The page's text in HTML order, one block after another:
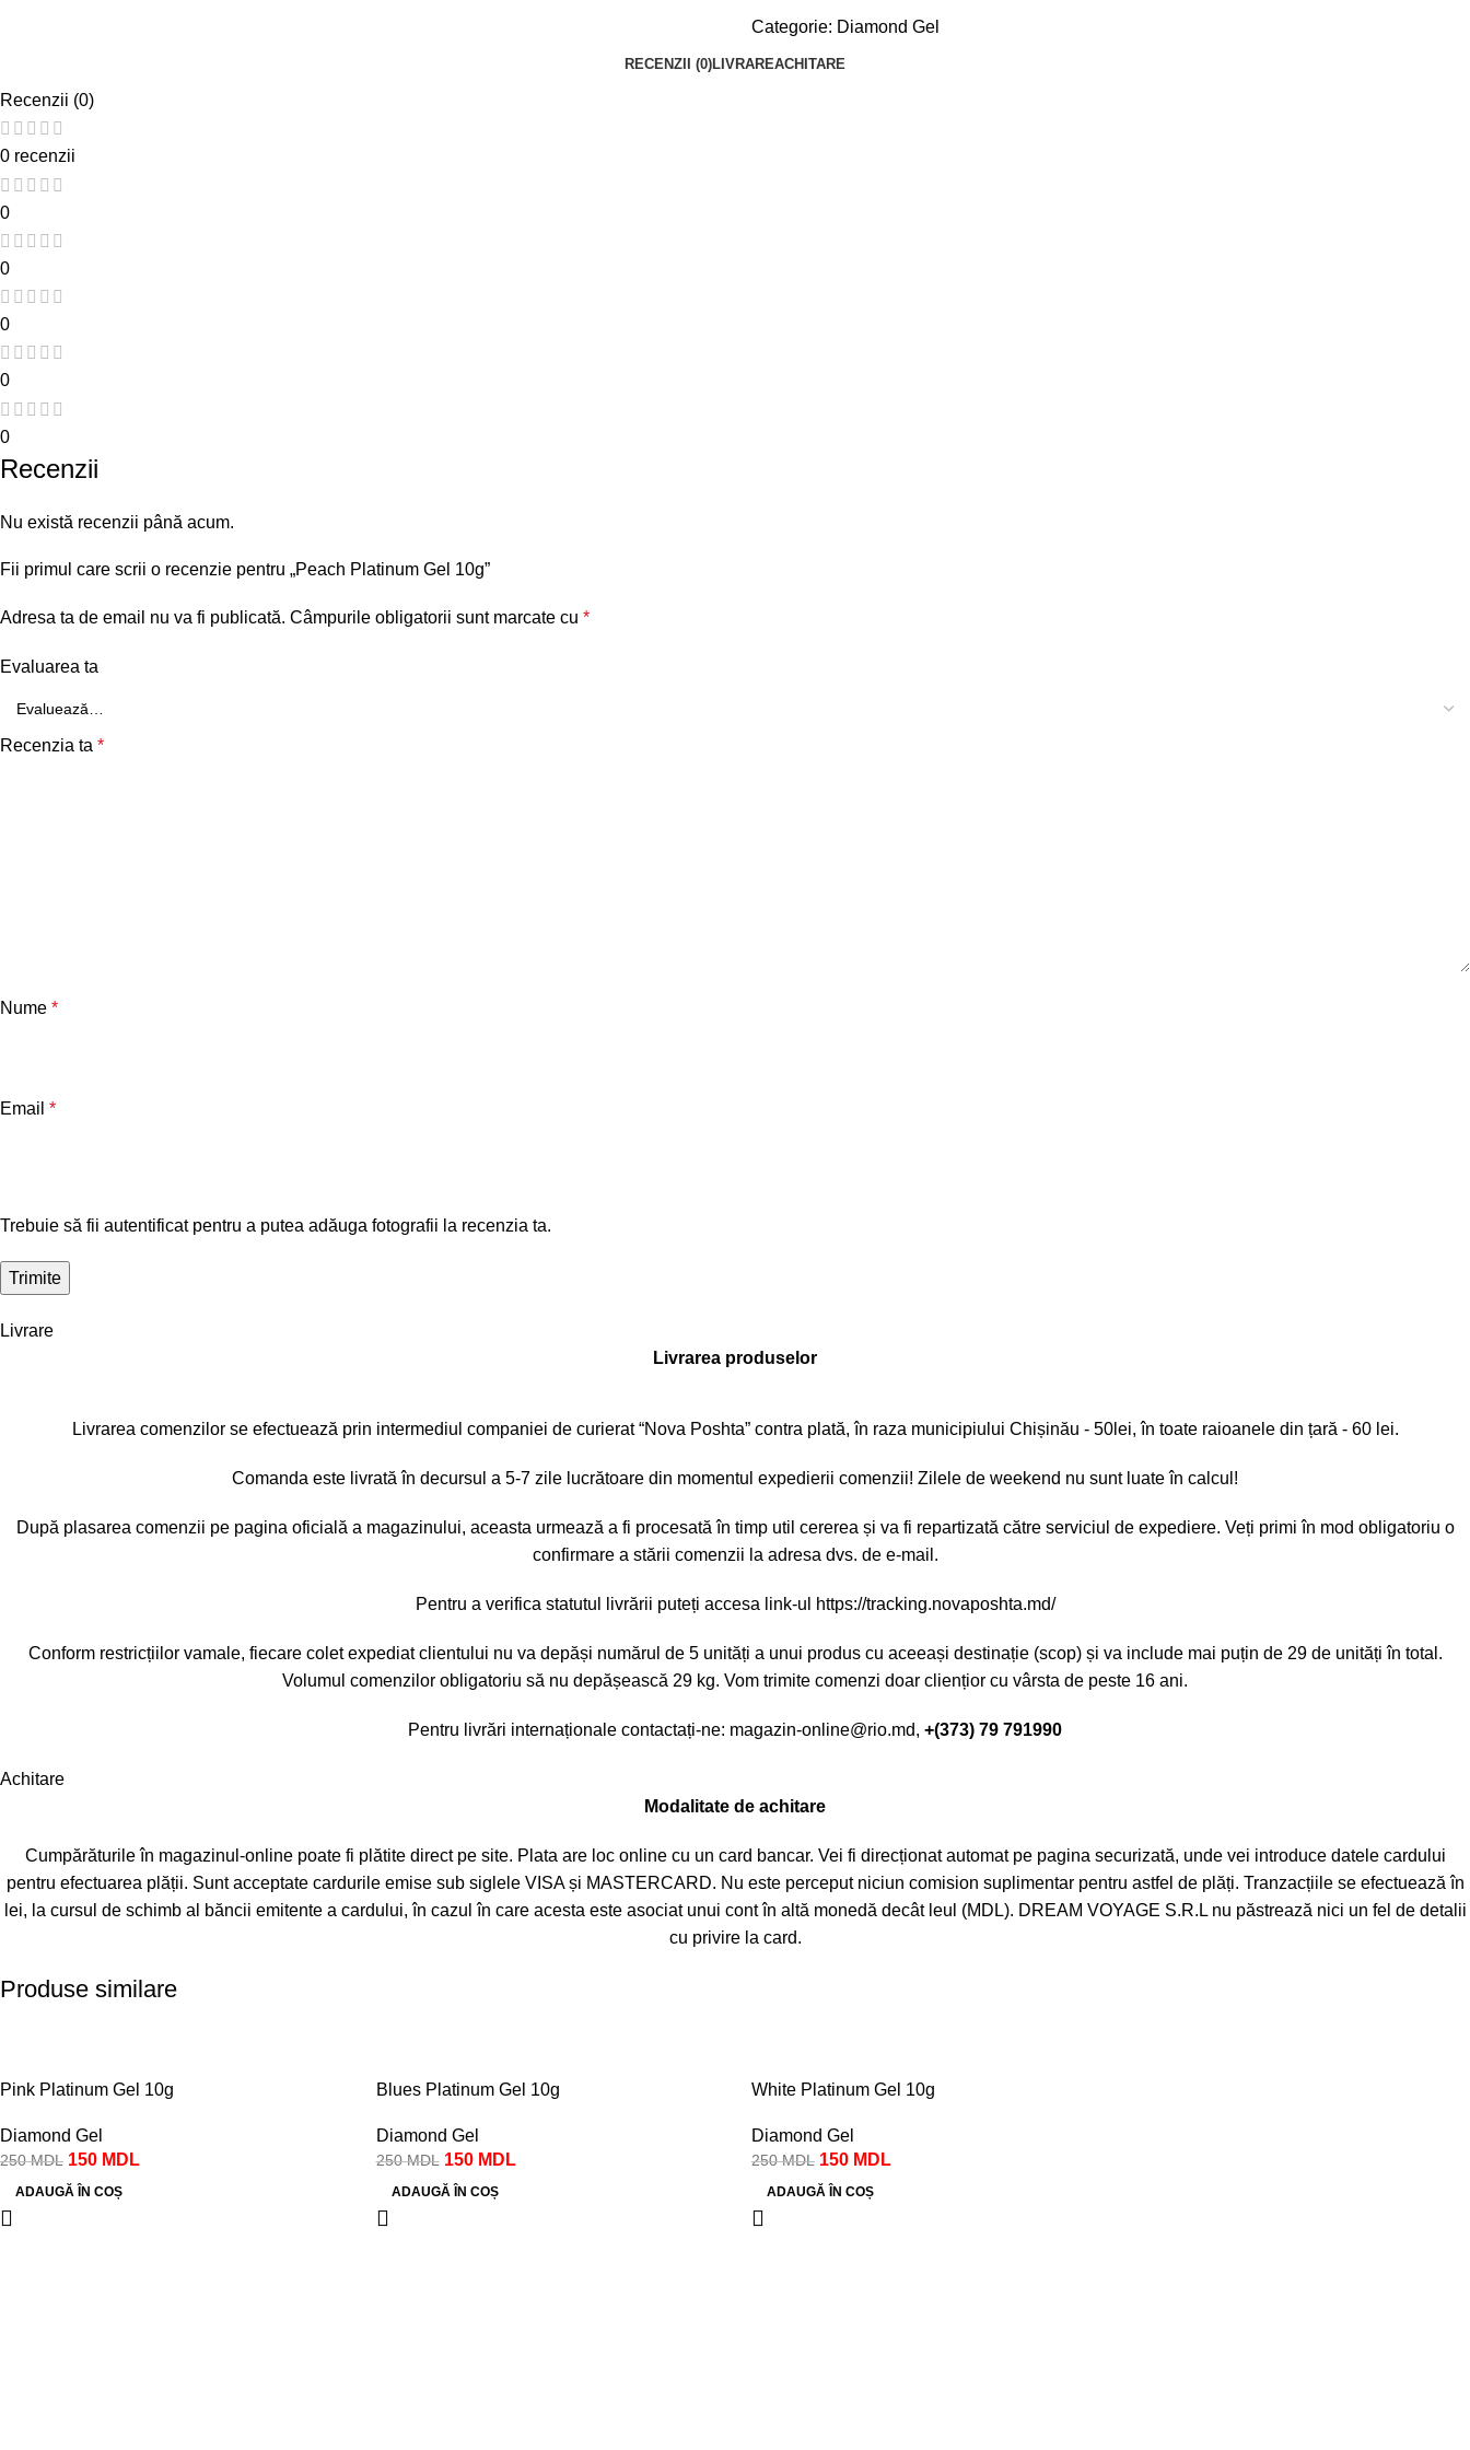
Categorie: Diamond Gel
RECENZII (0)LIVRAREACHITARE
Recenzii (0)
0 recenzii
0
0
0
0
0
Recenzii
Nu există recenzii până acum.
Fii primul care scrii o recenzie pentru „Peach Platinum Gel 10g”
Adresa ta de email nu va fi publicată. Câmpurile obligatorii sunt marcate cu *
Evaluarea ta
Recenzia ta *
Nume *
Email *
Trebuie să fii autentificat pentru a putea adăuga fotografii la recenzia ta.
Livrare
Livrarea produselor
Livrarea comenzilor se efectuează prin intermediul companiei de curierat “Nova Poshta” contra plată, în raza municipiului Chișinău - 50lei, în toate raioanele din țară - 60 lei.
Comanda este livrată în decursul a 5-7 zile lucrătoare din momentul expedierii comenzii! Zilele de weekend nu sunt luate în calcul!
După plasarea comenzii pe pagina oficială a magazinului, aceasta urmează a fi procesată în timp util cererea și va fi repartizată către serviciul de expediere. Veți primi în mod obligatoriu o
confirmare a stării comenzii la adresa dvs. de e-mail.
Pentru a verifica statutul livrării puteți accesa link-ul https://tracking.novaposhta.md/
Conform restricțiilor vamale, fiecare colet expediat clientului nu va depăși numărul de 5 unități a unui produs cu aceeași destinație (scop) și va include mai puțin de 29 de unități în total.
Volumul comenzilor obligatoriu să nu depășească 29 kg. Vom trimite comenzi doar cliențior cu vârsta de peste 16 ani.
Pentru livrări internaționale contactați-ne: magazin-online@rio.md, +(373) 79 791990
Achitare
Modalitate de achitare
Cumpărăturile în magazinul-online poate fi plătite direct pe site. Plata are loc online cu un card bancar. Vei fi direcționat automat pe pagina securizată, unde vei introduce datele cardului
pentru efectuarea plății. Sunt acceptate cardurile emise sub siglele VISA și MASTERCARD. Nu este perceput niciun comision suplimentar pentru astfel de plăți. Tranzacțiile se efectuează în
lei, la cursul de schimb al băncii emitente a cardului, în cazul în care acesta este asociat unui cont în altă monedă decât leul (MDL). DREAM VOYAGE S.R.L nu păstrează nici un fel de detalii
cu privire la card.
Produse similare
Pink Platinum Gel 10g
Diamond Gel
250MDL 150 MDL
ADAUGĂ ÎN COȘ
Blues Platinum Gel 10g
Diamond Gel
250MDL 150 MDL
ADAUGĂ ÎN COȘ
White Platinum Gel 10g
Diamond Gel
250MDL 150 MDL
ADAUGĂ ÎN COȘ